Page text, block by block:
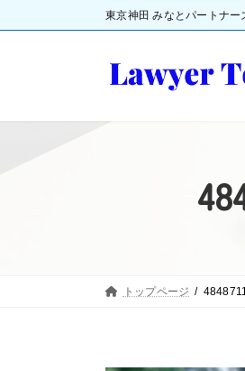
東京神田 みなとパートナー
トップページ